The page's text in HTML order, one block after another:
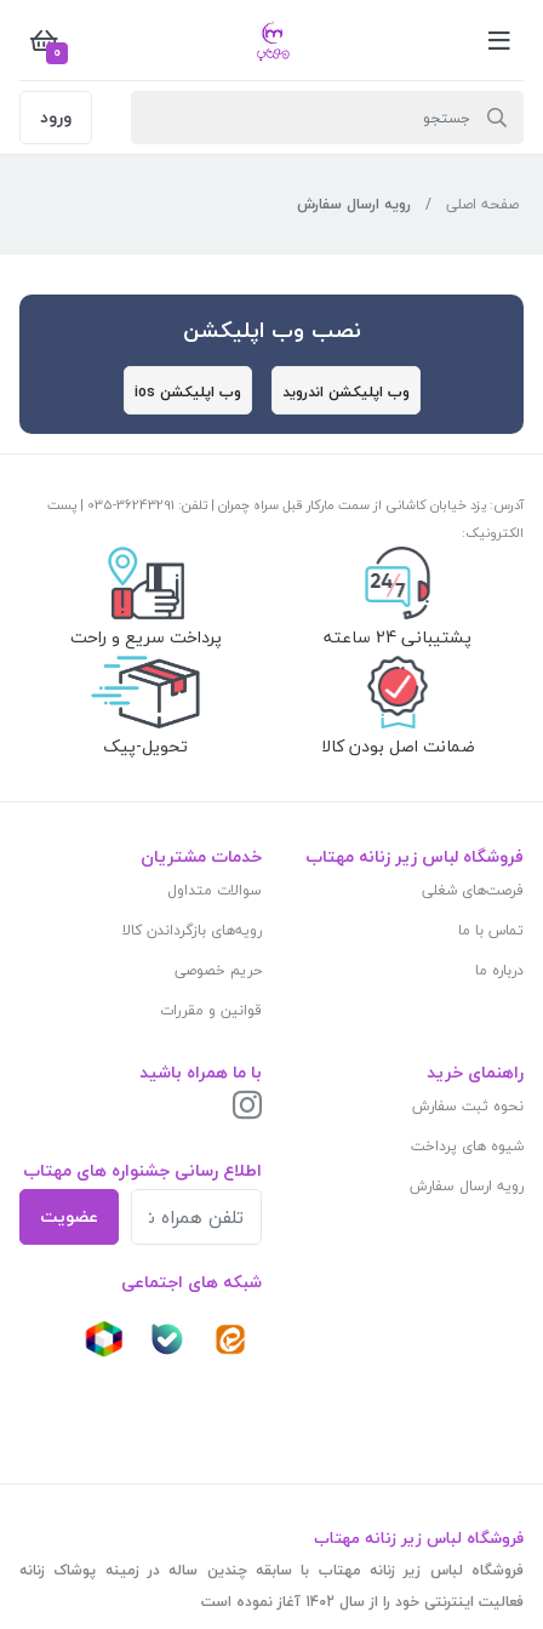
0
ورود
صفحه اصلی رویه ارسال سفارش
نصب وب اپلیکشن
وب اپلیکشن اندروید وب اپلیکشن ios
آدرس: یزد خیابان کاشانی از سمت مارکار قبل سراه چمران | تلفن: ‎035-36243291 | پست
الکترونیک:
پشتیبانی 24 ساعته پرداخت سریع و راحت
ضمانت اصل بودن کالا تحویل-پیک
فروشگاه لباس زیر زنانه مهتاب
فرصت‌های شغلی
تماس با ما
درباره ما
خدمات مشتریان
سوالات متداول
رویه‌های بازگرداندن کالا
حریم خصوصی
قوانین و مقررات
راهنمای خرید
نحوه ثبت سفارش
شیوه های پرداخت
رویه ارسال سفارش
با ما همراه باشید
اطلاع رسانی جشنواره های مهتاب
عضویت
شبکه های اجتماعی
فروشگاه لباس زیر زنانه مهتاب
فروشگاه لباس زیر زنانه مهتاب با سابقه چندین ساله در زمینه پوشاک زنانه
فعالیت اینترنتی خود را از سال 1402 آغاز نموده است